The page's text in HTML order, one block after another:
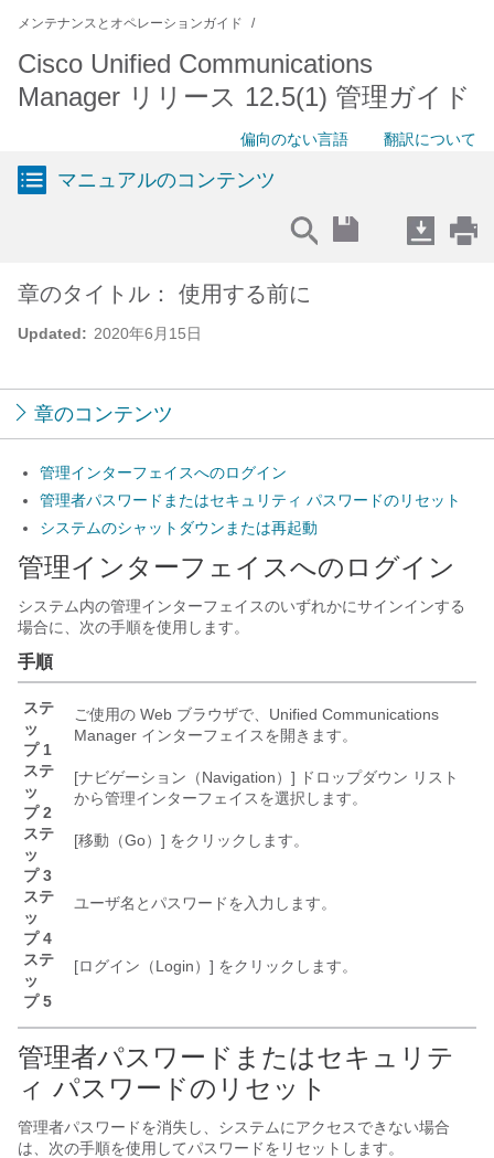
メンテナンスとオペレーションガイド
Cisco Unified Communications
Manager リリース 12.5(1) 管理ガイド
偏向のない言語 翻訳について
マニュアルのコンテンツ
Updated: 2020年6月15日
章のタイトル： 使用する前に
章のコンテンツ
管理インターフェイスへのログイン
管理者パスワードまたはセキュリティ パスワードのリセット
システムのシャットダウンまたは再起動
管理インターフェイスへのログイン
システム内の管理インターフェイスのいずれかにサインインする
場合に、次の手順を使用します。
手順
ステ
ッ
プ 1
ご使用の Web ブラウザで、Unified Communications
Manager インターフェイスを開きます。
ステ
ッ
プ 2
[ナビゲーション（Navigation）]
ドロップダウン リスト
から管理インターフェイスを選択します。
ステ
ッ
プ 3
[移動（Go）] をクリックします。
ステ
ッ
プ 4
ユーザ名とパスワードを入力します。
ステ
ッ
プ 5
[ログイン（Login）] をクリックします。
管理者パスワードまたはセキュリテ
ィ パスワードのリセット
管理者パスワードを消失し、システムにアクセスできない場合
は、次の手順を使用してパスワードをリセットします。